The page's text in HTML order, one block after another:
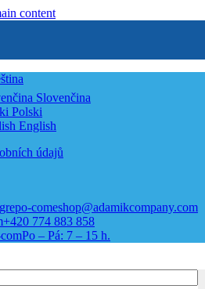
content
Slovenčina
Polski
English
údajů
eshop@adamikcompany.com
+420 774 883 858
Po – Pá: 7 – 15 h.